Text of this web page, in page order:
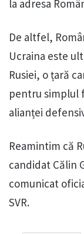
la adresa
De altfel,
Ucraina este
Rusiei, o țară
pentru simplul
alianței
Reamintim că
candidat Călin
comunicat
SVR.